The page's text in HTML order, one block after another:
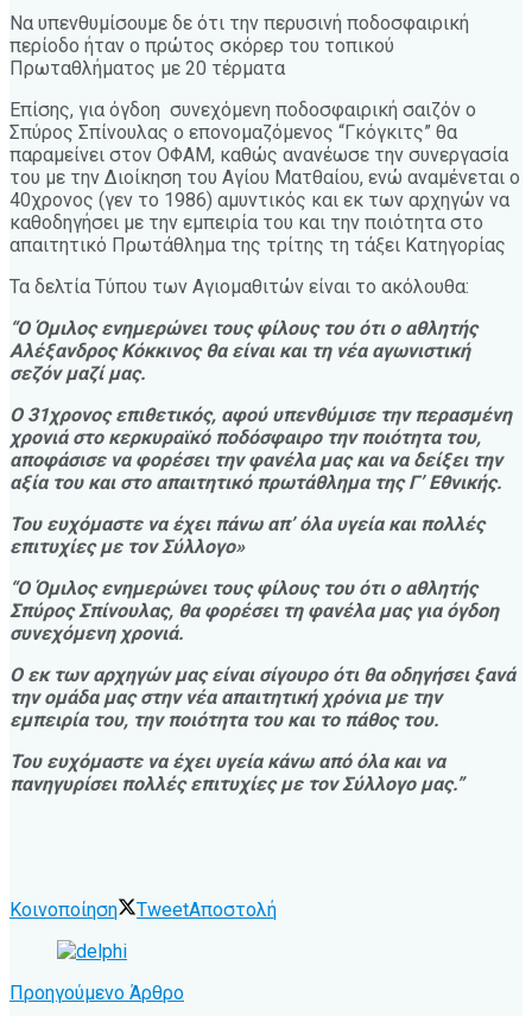
Να υπενθυμίσουμε δε ότι την περυσινή ποδοσφαιρική
περίοδο ήταν ο πρώτος σκόρερ του τοπικού
Πρωταθλήματος με 20 τέρματα
Επίσης, για όγδοη συνεχόμενη ποδοσφαιρική σαιζόν ο
Σπύρος Σπίνουλας ο επονομαζόμενος “Γκόγκιτς” θα
παραμείνει στον ΟΦΑΜ, καθώς ανανέωσε την συνεργασία
του με την Διοίκηση του Αγίου Ματθαίου, ενώ αναμένεται ο
40χρονος (γεν το 1986) αμυντικός και εκ των αρχηγών να
καθοδηγήσει με την εμπειρία του και την ποιότητα στο
απαιτητικό Πρωτάθλημα της τρίτης τη τάξει Κατηγορίας
Τα δελτία Τύπου των Αγιομαθιτών είναι το ακόλουθα:
“Ο Όμιλος ενημερώνει τους φίλους του ότι ο αθλητής
Αλέξανδρος Κόκκινος θα είναι και τη νέα αγωνιστική
σεζόν μαζί μας.
Ο 31χρονος επιθετικός, αφού υπενθύμισε την περασμένη
χρονιά στο κερκυραϊκό ποδόσφαιρο την ποιότητα του,
αποφάσισε να φορέσει την φανέλα μας και να δείξει την
αξία του και στο απαιτητικό πρωτάθλημα της Γ’ Εθνικής.
Του ευχόμαστε να έχει πάνω απ’ όλα υγεία και πολλές
επιτυχίες με τον Σύλλογο»
“Ο Όμιλος ενημερώνει τους φίλους του ότι ο αθλητής
Σπύρος Σπίνουλας, θα φορέσει τη φανέλα μας για όγδοη
συνεχόμενη χρονιά.
Ο εκ των αρχηγών μας είναι σίγουρο ότι θα οδηγήσει ξανά
την ομάδα μας στην νέα απαιτητική χρόνια με την
εμπειρία του, την ποιότητα του και το πάθος του.
Του ευχόμαστε να έχει υγεία κάνω από όλα και να
πανηγυρίσει πολλές επιτυχίες με τον Σύλλογο μας.”
Κοινοποίηση TweetΑποστολή
Προηγούμενο Άρθρο